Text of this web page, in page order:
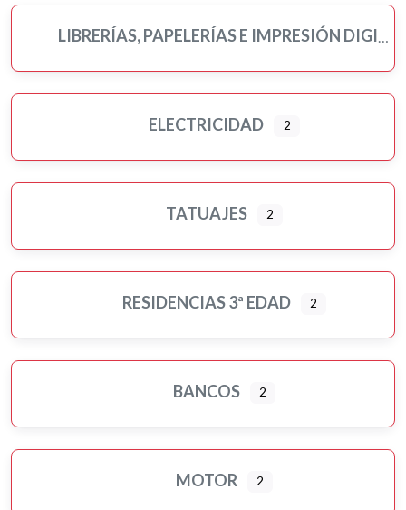
LIBRERÍAS, PAPELERÍAS E IMPRESIÓN DIGITAL
ELECTRICIDAD 2
TATUAJES 2
RESIDENCIAS 3ª EDAD 2
BANCOS 2
MOTOR 2